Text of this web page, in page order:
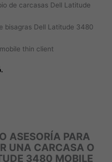
de carcasas Dell Latitude
bisagras Dell Latitude 3480
thin client
Cartagena, Tunja,
Sincelejo,
ASESORÍA PARA
UNA CARCASA O
3480 MOBILE